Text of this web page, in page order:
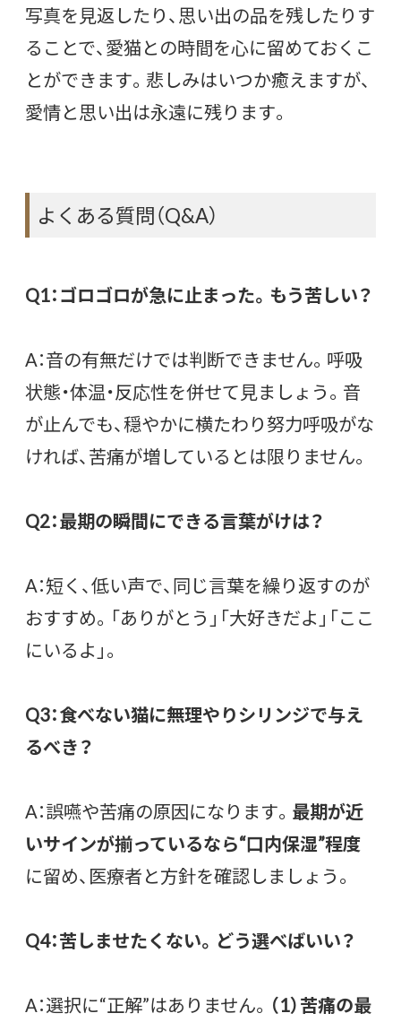
写真を見返したり、思い出の品を残したりす
ることで、愛猫との時間を心に留めておくこ
とができます。悲しみはいつか癒えますが、
愛情と思い出は永遠に残ります。
よくある質問（Q&A）
Q1：ゴロゴロが急に止まった。もう苦しい？
A：音の有無だけでは判断できません。呼吸
状態・体温・反応性を併せて見ましょう。音
が止んでも、穏やかに横たわり努力呼吸がな
ければ、苦痛が増しているとは限りません。
Q2：最期の瞬間にできる言葉がけは？
A：短く、低い声で、同じ言葉を繰り返すのが
おすすめ。「ありがとう」「大好きだよ」「ここ
にいるよ」。
Q3：食べない猫に無理やりシリンジで与え
るべき？
A：誤嚥や苦痛の原因になります。 最期が近
いサインが揃っているなら“口内保湿”程度
に留め、医療者と方針を確認しましょう。
Q4：苦しませたくない。どう選べばいい？
A：選択に“正解”はありません。 （1）苦痛の最